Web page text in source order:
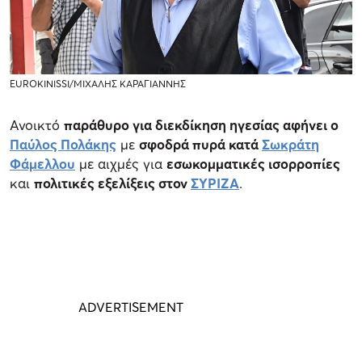
EUROKINISSI/ΜΙΧΑΛΗΣ ΚΑΡΑΓΙΑΝΝΗΣ
Ανοικτό παράθυρο για διεκδίκηση ηγεσίας αφήνει ο
Παύλος Πολάκης με σφοδρά πυρά κατάΣωκράτη
Φάμελλου με αιχμές για εσωκομματικές ισορροπίες
και πολιτικές εξελίξεις στονΣΥΡΙΖΑ.